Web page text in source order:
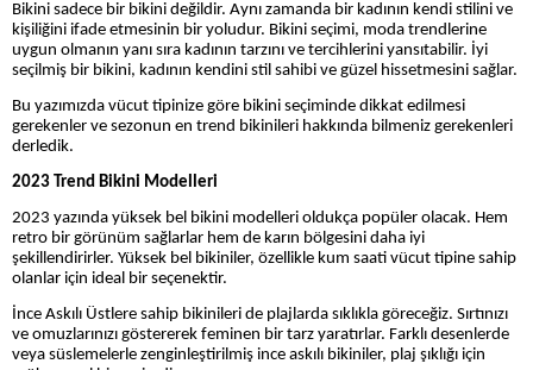
Bikini sadece bir bikini değildir. Aynı zamanda bir kadının kendi stilini ve
kişiliğini ifade etmesinin bir yoludur. Bikini seçimi, moda trendlerine
uygun olmanın yanı sıra kadının tarzını ve tercihlerini yansıtabilir. İyi
seçilmiş bir bikini, kadının kendini stil sahibi ve güzel hissetmesini sağlar.
Bu yazımızda vücut tipinize göre bikini seçiminde dikkat edilmesi
gerekenler ve sezonun en trend bikinileri hakkında bilmeniz gerekenleri
derledik.
2023 Trend Bikini Modelleri
2023 yazında yüksek bel bikini modelleri oldukça popüler olacak. Hem
retro bir görünüm sağlarlar hem de karın bölgesini daha iyi
şekillendirirler. Yüksek bel bikiniler, özellikle kum saati vücut tipine sahip
olanlar için ideal bir seçenektir.
İnce Askılı Üstlere sahip bikinileri de plajlarda sıklıkla göreceğiz. Sırtınızı
ve omuzlarınızı göstererek feminen bir tarz yaratırlar. Farklı desenlerde
veya süslemelerle zenginleştirilmiş ince askılı bikiniler, plaj şıklığı için